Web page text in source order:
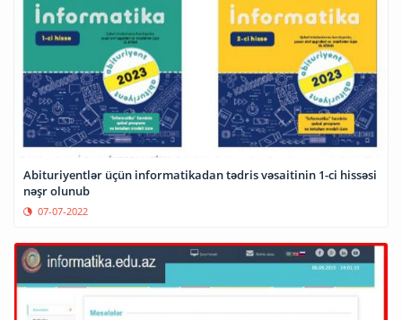
Abituriyentlər üçün informatikadan tədris vəsaitinin 1-ci hissəsi
nəşr olunub
07-07-2022